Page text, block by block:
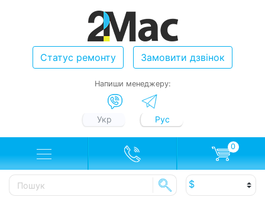
Статус ремонту Замовити дзвінок
Напиши менеджеру:
Укр Рус
0